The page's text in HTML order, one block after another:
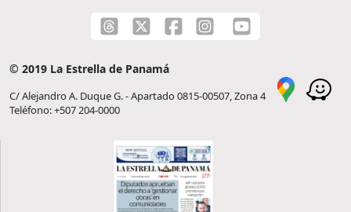
© 2019 La Estrella de Panamá
C/ Alejandro A. Duque G. - Apartado 0815-00507, Zona 4
Teléfono: +507 204-0000